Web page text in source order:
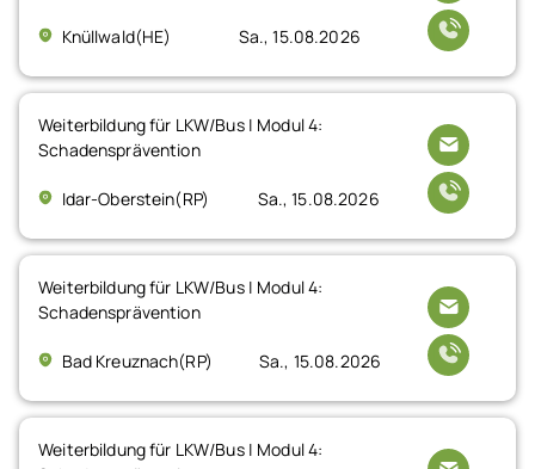
Knüllwald(HE) Sa., 15.08.2026
Weiterbildung für LKW/Bus | Modul 4:
Schadensprävention
Idar-Oberstein(RP) Sa., 15.08.2026
Weiterbildung für LKW/Bus | Modul 4:
Schadensprävention
Bad Kreuznach(RP) Sa., 15.08.2026
Weiterbildung für LKW/Bus | Modul 4: